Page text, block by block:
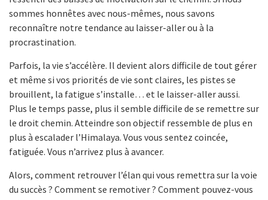
sommes honnêtes avec nous-mêmes, nous savons
reconnaître notre tendance au laisser-aller ou à la
procrastination.
Parfois, la vie s’accélère. Il devient alors difficile de tout gérer
et même si vos priorités de vie sont claires, les pistes se
brouillent, la fatigue s’installe… et le laisser-aller aussi.
Plus le temps passe, plus il semble difficile de se remettre sur
le droit chemin. Atteindre son objectif ressemble de plus en
plus à escalader l’Himalaya. Vous vous sentez coincée,
fatiguée. Vous n’arrivez plus à avancer.
Alors, comment retrouver l’élan qui vous remettra sur la voie
du succès ? Comment se remotiver ? Comment pouvez-vous